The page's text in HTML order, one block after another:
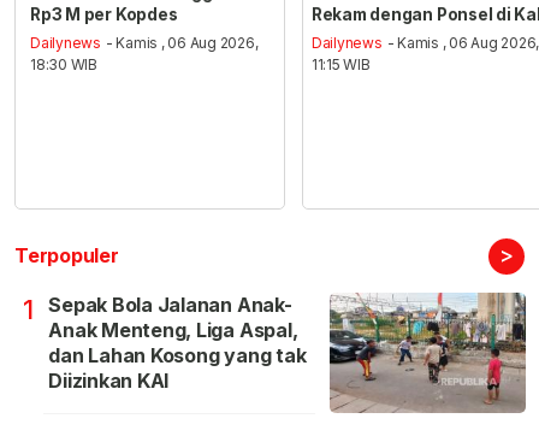
Rp3 M per Kopdes
Dailynews - Kamis , 06 Aug 2026,
18:30 WIB
Rekam dengan Ponsel di
Dailynews - Kamis , 06 Aug 2026,
11:15 WIB
Terpopuler >
1
Sepak Bola Jalanan Anak-
Anak Menteng, Liga Aspal,
dan Lahan Kosong yang tak
Diizinkan KAI